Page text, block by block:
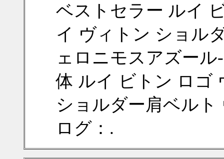
ベストセラー ルイ
イ ヴィトン ショル
ェロニモスアズー
体 ルイ ビトン ロゴ
ショルダー肩ベル
ログ：.